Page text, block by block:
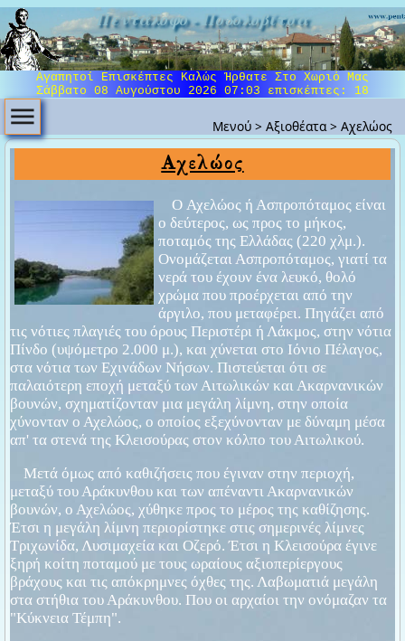
Πεντάλοφο - Ποδολοβίτσα
Αγαπητοί Επισκέπτες Καλώς Ήρθατε Στο Χωριό Μας
Σάββατο 08 Αυγούστου 2026 07:03 επισκέπτες: 18
Μενού >Αξιοθέατα>Αχελώος
Αχελώος
O Αχελώος ή Ασπροπόταμος είναι
ο δεύτερος, ως προς το μήκος,
ποταμός της Ελλάδας (220 χλμ.).
Ονομάζεται Ασπροπόταμος, γιατί τα
νερά του έχουν ένα λευκό, θολό
χρώμα που προέρχεται από την
άργιλο, που μεταφέρει. Πηγάζει από
τις νότιες πλαγιές του όρους Περιστέρι ή Λάκμος, στην νότια
Πίνδο (υψόμετρο 2.000 μ.), και χύνεται στο Ιόνιο Πέλαγος,
στα νότια των Εχινάδων Νήσων. Πιστεύεται ότι σε
παλαιότερη εποχή μεταξύ των Αιτωλικών και Ακαρνανικών
βουνών, σχηματίζονταν μια μεγάλη λίμνη, στην οποία
χύνονταν ο Αχελώος, ο οποίος εξεχύνονταν με δύναμη μέσα
απ' τα στενά της Κλεισούρας στον κόλπο του Αιτωλικού.
Μετά όμως από καθιζήσεις που έγιναν στην περιοχή,
μεταξύ του Αράκυνθου και των απέναντι Ακαρνανικών
βουνών, ο Αχελώος, χύθηκε προς το μέρος της καθίζησης.
Έτσι η μεγάλη λίμνη περιορίστηκε στις σημερινές λίμνες
Τριχωνίδα, Λυσιμαχεία και Oζερό. Έτσι η Κλεισούρα έγινε
ξηρή κοίτη ποταμού με τους ωραίους αξιοπερίεργους
βράχους και τις απόκρημνες όχθες της. Λαβωματιά μεγάλη
στα στήθια του Αράκυνθου. Που οι αρχαίοι την ονόμαζαν τα
"Κύκνεια Τέμπη".